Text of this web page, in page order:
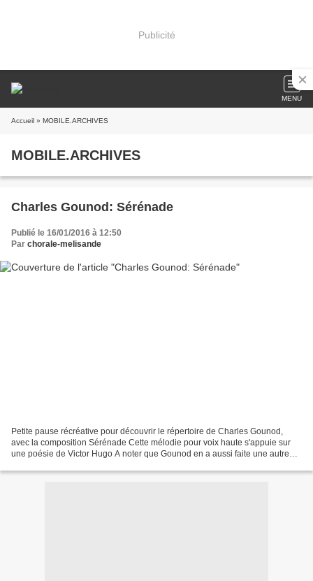
Publicité
MENU
Accueil » MOBILE.ARCHIVES
MOBILE.ARCHIVES
Charles Gounod: Sérénade
Publié le 16/01/2016 à 12:50
Par chorale-melisande
Petite pause récréative pour découvrir le répertoire de Charles Gounod,
avec la composition Sérénade Cette mélodie pour voix haute s'appuie sur
une poésie de Victor Hugo A noter que Gounod en a aussi faite une autre